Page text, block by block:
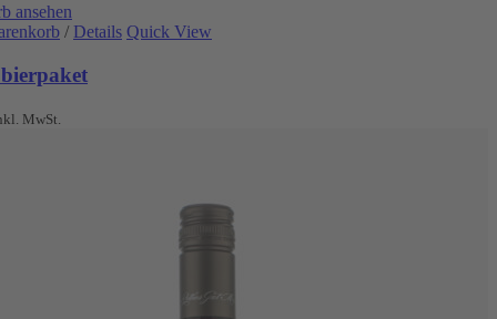
ansehen
/ Details Quick View
MwSt.